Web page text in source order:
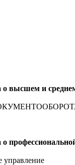
высшем и
управление